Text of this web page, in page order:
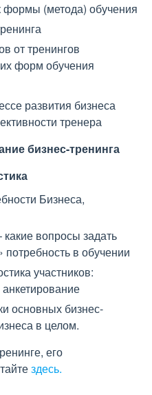
формы (метода) обучения
от тренингов
форм обучения
развития бизнеса
тренера
бизнес-тренинга
Бизнеса,
вопросы задать
в обучении
участников:
основных бизнес-
в целом.
его
здесь.